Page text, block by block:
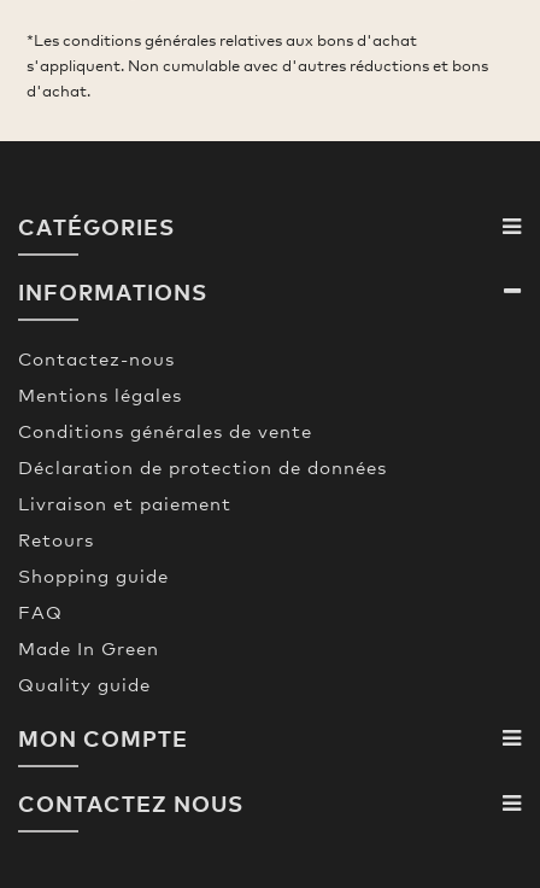
*Les conditions générales relatives aux bons d'achat
s'appliquent. Non cumulable avec d'autres réductions et bons
d'achat.
CATÉGORIES
INFORMATIONS
Contactez-nous
Mentions légales
Conditions générales de vente
Déclaration de protection de données
Livraison et paiement
Retours
Shopping guide
FAQ
Made In Green
Quality guide
MON COMPTE
CONTACTEZ NOUS